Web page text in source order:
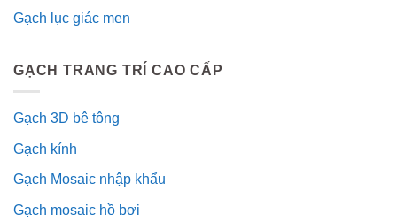
Gạch lục giác men
GẠCH TRANG TRÍ CAO CẤP
Gạch 3D bê tông
Gạch kính
Gạch Mosaic nhập khẩu
Gạch mosaic hồ bơi